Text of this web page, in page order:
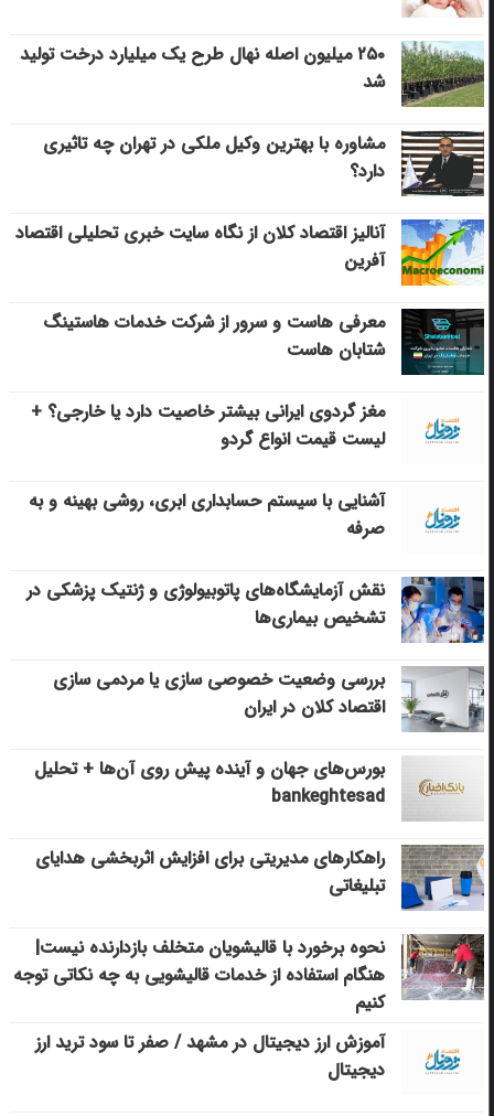
۲۵۰ میلیون اصله نهال طرح یک میلیارد درخت تولید
شد
مشاوره با بهترین وکیل ملکی در تهران چه تاثیری
دارد؟
آنالیز اقتصاد کلان از نگاه سایت خبری تحلیلی اقتصاد
آفرین
معرفی هاست و سرور از شرکت خدمات هاستینگ
شتابان هاست
مغز گردوی ایرانی بیشتر خاصیت دارد یا خارجی؟ +
لیست قیمت انواع گردو
آشنایی با سیستم حسابداری ابری، روشی بهینه و به
صرفه
نقش آزمایشگاه‌های پاتوبیولوژی و ژنتیک پزشکی در
تشخیص بیماری‌ها
بررسی وضعیت خصوصی سازی یا مردمی سازی
اقتصاد کلان در ایران
بورس‌های جهان و آینده پیش روی آن‌ها + تحلیل
bankeghtesad
راهکارهای مدیریتی برای افزایش اثربخشی هدایای
تبلیغاتی
نحوه برخورد با قالیشویان متخلف بازدارنده نیست|
هنگام استفاده از خدمات قالیشویی به چه نکاتی توجه
کنیم
آموزش ارز دیجیتال در مشهد / صفر تا سود ترید ارز
دیجیتال